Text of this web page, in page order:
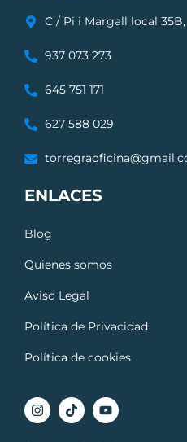
C / Pi i Margall local
937 073 273
645 751 171
627 588 029
ENLACES
Blog
Quienes somos
Aviso Legal
Política de Privacidad
Política de cookies